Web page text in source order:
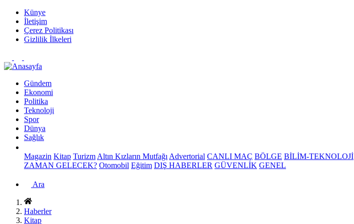
Künye
İletişim
Çerez Politikası
Gizlilik İlkeleri
Gündem
Ekonomi
Politika
Teknoloji
Spor
Dünya
Sağlık
Magazin Kitap Turizm Altın Kızların Mutfağı Advertorial CANLI MAÇ BÖLGE BİLİM-TEKNOLOJİ
ZAMAN GELECEK? Otomobil Eğitim DIŞ HABERLER GÜVENLİK GENEL
Ara
Haberler
Kitap